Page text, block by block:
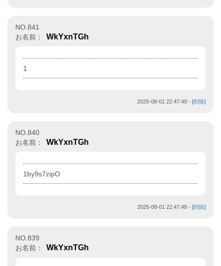
NO.841
お名前：
WkYxnTGh
1
2025-08-01 22:47:49 - [削除]
NO.840
お名前：
WkYxnTGh
1by9s7zipO
2025-08-01 22:47:48 - [削除]
NO.839
お名前：
WkYxnTGh